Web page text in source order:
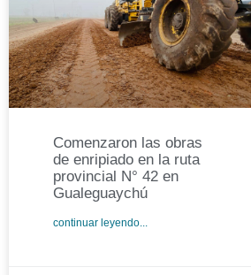
Comenzaron las obras
de enripiado en la ruta
provincial N° 42 en
Gualeguaychú
continuar leyendo...